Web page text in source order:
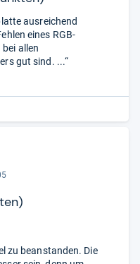
ausreichend
eines RGB-
allen
gut sind. ...“
zu beanstanden. Die